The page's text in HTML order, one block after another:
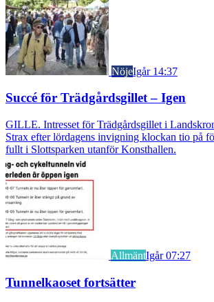
NöjeIgår 14:37
Succé för Trädgårdsgillet – Igen
GILLE. Intresset för Trädgårdsgillet i
Strax efter lördagens invigning klockan tio på
fullt i Slottsparken utanför Konsthallen.
AllmäntIgår 07:27
Tunnelkaoset fortsätter